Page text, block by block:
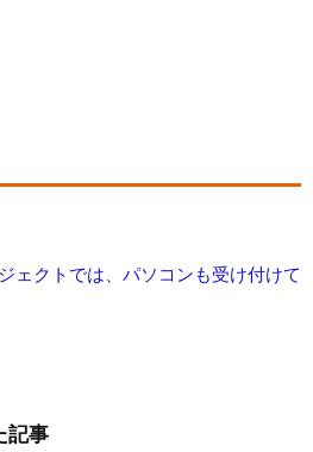
ェクトでは、パソコンも受け付けて
記事